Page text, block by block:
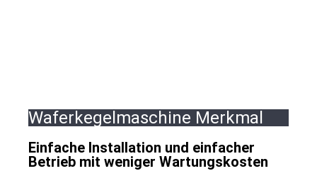
Waferkegelmaschine Merkmal
Einfache Installation und einfacher
Betrieb mit weniger Wartungskosten